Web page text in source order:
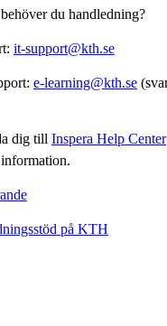
du handledning?
it-support@kth.se
e-learning@kth.se
dig till Inspera Help Center
på KTH